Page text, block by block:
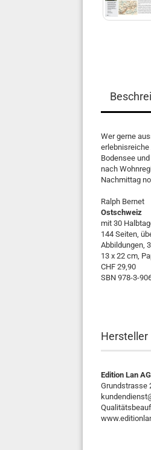
Wer gerne
erlebnisreiche
Bodensee
nach
Nachmittag
Ralph Bernet
Ostschweiz
mit 30
144 Seiten,
Abbildungen,
13 x 22 cm,
CHF 29,90
SBN 978-3-
Edition Lan
Grundstrasse